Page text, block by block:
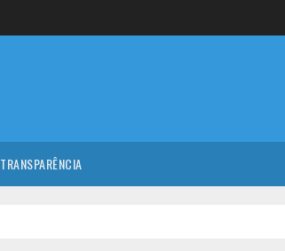
TRANSPARÊNCIA